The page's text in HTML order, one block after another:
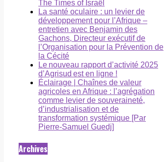
The Times of Israël
La santé oculaire : un levier de
développement pour l’Afrique –
entretien avec Benjamin des
Gachons, Directeur exécutif de
l’Organisation pour la Prévention de
la Cécité
Le nouveau rapport d’activité 2025
d’Agrisud est en ligne !
Éclairage | Chaînes de valeur
agricoles en Afrique : l’agrégation
comme levier de souveraineté,
d’industrialisation et de
transformation systémique [Par
Pierre-Samuel Guedj]
Archives